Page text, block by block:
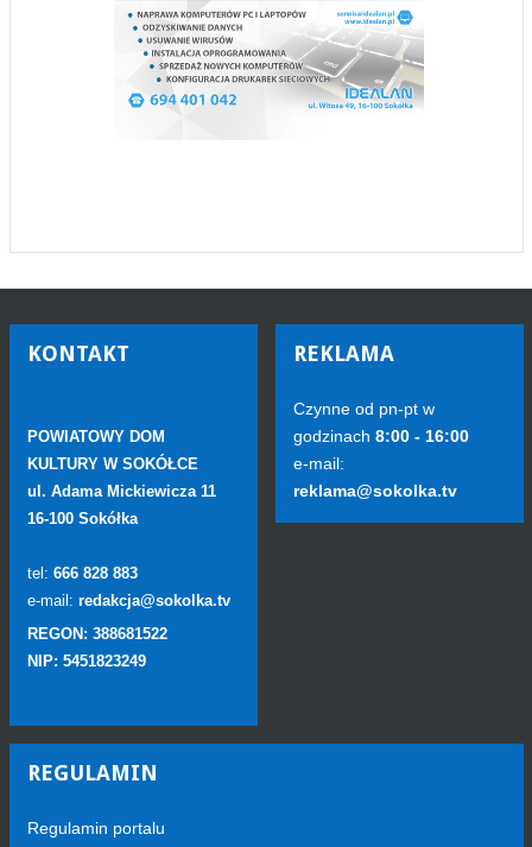
KONTAKT
POWIATOWY DOM
KULTURY W SOKÓŁCE
ul. Adama Mickiewicza 11
16-100 Sokółka
tel: 666 828 883
e-mail: redakcja@sokolka.tv
REGON: 388681522
NIP: 5451823249
REKLAMA
Czynne od pn-pt w
godzinach 8:00 - 16:00
e-mail:
reklama@sokolka.tv
REGULAMIN
Regulamin portalu